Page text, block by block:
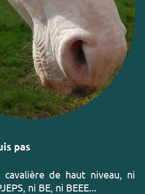
pas
de haut niveau, ni
ni BE, ni BEEE...